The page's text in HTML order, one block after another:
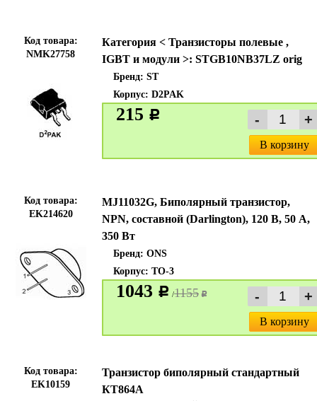
Код товара:
NMK27758
Категория < Транзисторы полевые ,
IGBT и модули >: STGB10NB37LZ orig
Бренд: ST
Корпус: D2PAK
215 c
В корзину
Код товара:
EK214620
MJ11032G, Биполярный транзистор,
NPN, составной (Darlington), 120 В, 50 А,
350 Вт
Бренд: ONS
Корпус: TO-3
1043 c /1155 c
В корзину
Код товара:
EK10159
Транзистор биполярный стандартный
КТ864А